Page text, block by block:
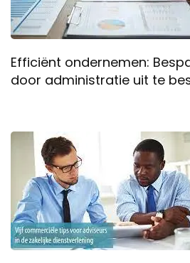
Efficiënt ondernemen:
door administratie uit te